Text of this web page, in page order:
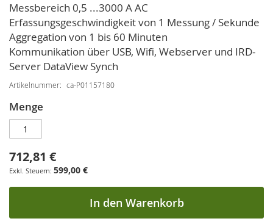
Messbereich 0,5 ...3000 A AC
Erfassungsgeschwindigkeit von 1 Messung / Sekunde
Aggregation von 1 bis 60 Minuten
Kommunikation über USB, Wifi, Webserver und IRD-
Server DataView Synch
Artikelnummer ca-P01157180
Menge
712,81 €
599,00 €
In den Warenkorb